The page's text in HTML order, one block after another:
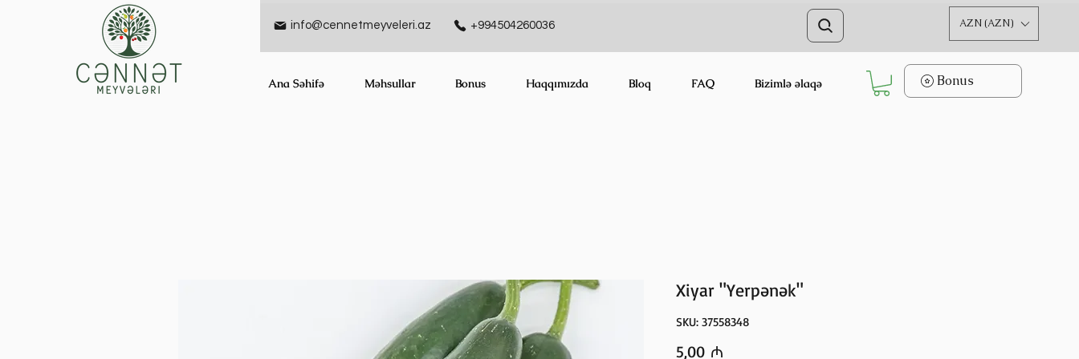
info@cennetmeyveleri.az +994504260036 AZN (AZN)
Ana Səhifə Məhsullar Bonus Haqqımızda Bloq FAQ Bizimlə əlaqə Bonus
Xiyar "Yerpənək"
SKU: 37558348
5,00 ₼